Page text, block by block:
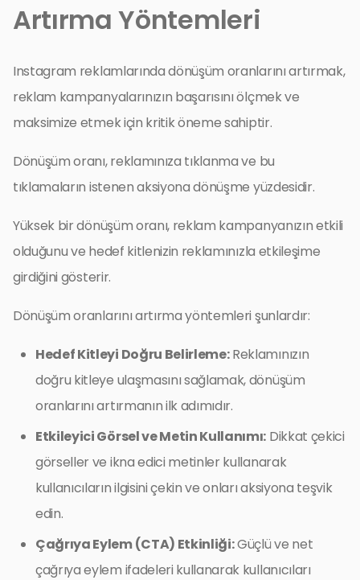
Artırma Yöntemleri
Instagram reklamlarında dönüşüm oranlarını artırmak,
reklam kampanyalarınızın başarısını ölçmek ve
maksimize etmek için kritik öneme sahiptir.
Dönüşüm oranı, reklamınıza tıklanma ve bu
tıklamaların istenen aksiyona dönüşme yüzdesidir.
Yüksek bir dönüşüm oranı, reklam kampanyanızın etkili
olduğunu ve hedef kitlenizin reklamınızla etkileşime
girdiğini gösterir.
Dönüşüm oranlarını artırma yöntemleri şunlardır:
Hedef Kitleyi Doğru Belirleme:Reklamınızın
doğru kitleye ulaşmasını sağlamak, dönüşüm
oranlarını artırmanın ilk adımıdır.
Etkileyici Görsel ve Metin Kullanımı: Dikkat çekici
görseller ve ikna edici metinler kullanarak
kullanıcıların ilgisini çekin ve onları aksiyona teşvik
edin.
Çağrıya Eylem (CTA) Etkinliği:Güçlü ve net
çağrıya eylem ifadeleri kullanarak kullanıcıları